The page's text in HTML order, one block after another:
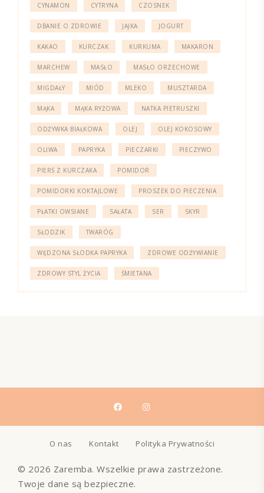
CYNAMON CYTRYNA CZOSNEK
DBANIE O ZDROWIE JAJKA JOGURT
KAKAO KURCZAK KURKUMA MAKARON
MARCHEW MASŁO MASŁO ORZECHOWE
MIGDAŁY MIÓD MLEKO MUSZTARDA
MĄKA MĄKA RYŻOWA NATKA PIETRUSZKI
ODŻYWKA BIAŁKOWA OLEJ OLEJ KOKOSOWY
OLIWA PAPRYKA PIECZARKI PIECZYWO
PIERŚ Z KURCZAKA POMIDOR
POMIDORKI KOKTAJLOWE PROSZEK DO PIECZENIA
PŁATKI OWSIANE SAŁATA SER SKYR
SŁODZIK TWARÓG
WĘDZONA SŁODKA PAPRYKA ZDROWE ODŻYWIANIE
ZDROWY STYL ŻYCIA ŚMIETANA
O nas Kontakt Polityka Prywatności
© 2026 Zaremba. Wszelkie prawa zastrzeżone.
Twoje dane są bezpieczne.